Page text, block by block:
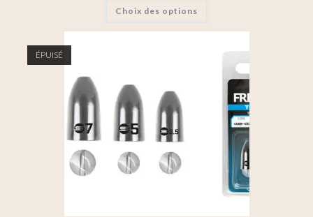
Choix des options
ÉPUISÉ